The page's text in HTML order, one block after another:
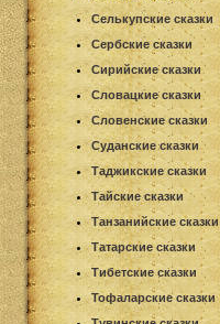
Селькупские сказки
Сербские сказки
Сирийские сказки
Словацкие сказки
Словенские сказки
Суданские сказки
Таджикские сказки
Тайские сказки
Танзанийские сказки
Татарские сказки
Тибетские сказки
Тофаларские сказки